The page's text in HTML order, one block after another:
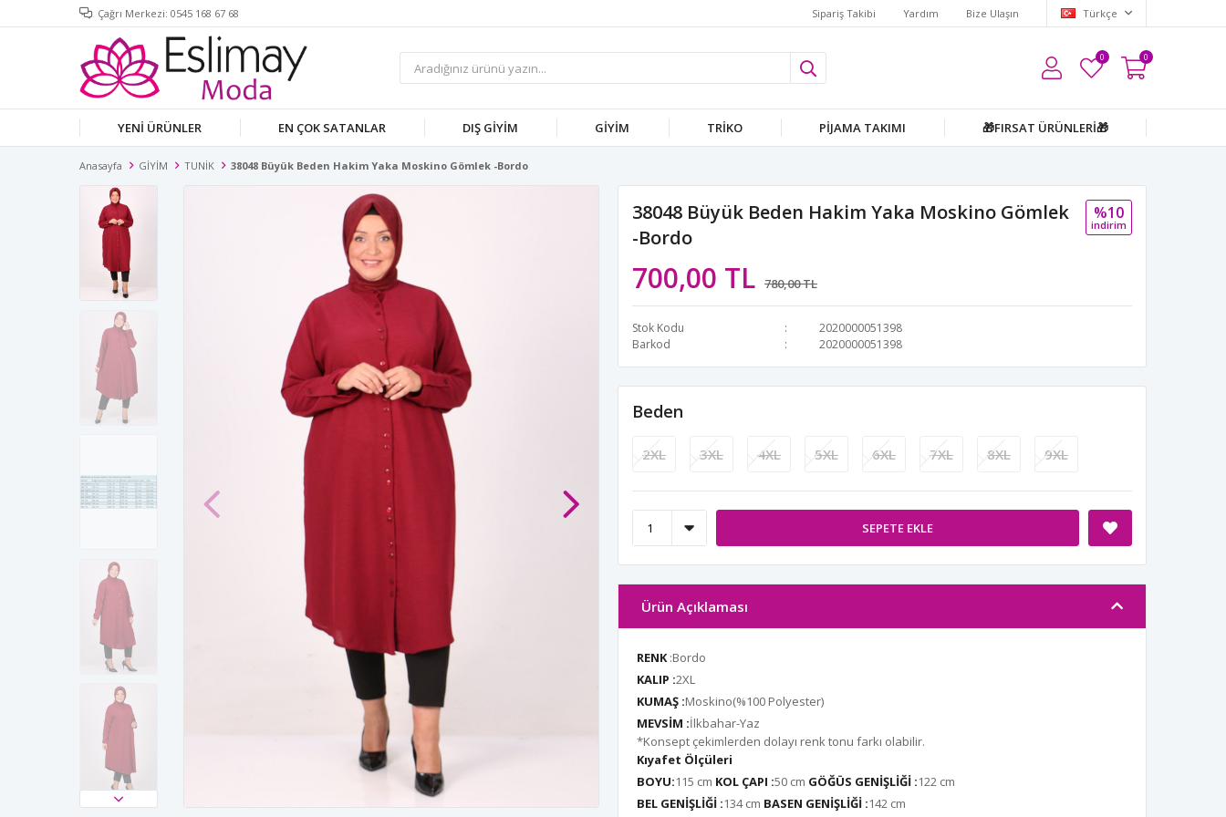
Çağrı Merkezi: 0545 168 67 68 Sipariş Takibi Yardım Bize Ulaşın Türkçe
0 0
YENİ ÜRÜNLER EN ÇOK SATANLAR DIŞ GİYİM GİYİM TRİKO PİJAMA TAKIMI 🎁FIRSAT ÜRÜNLERİ🎁
Anasayfa GİYİM TUNİK 38048 Büyük Beden Hakim Yaka Moskino Gömlek -Bordo
38048 Büyük Beden Hakim Yaka Moskino Gömlek
-Bordo
700,00 TL 780,00 TL
%10
i̇ndi̇ri̇m
Stok Kodu
2020000051398
Barkod
2020000051398
Beden
2XL 3XL 4XL 5XL 6XL 7XL 8XL 9XL
SEPETE EKLE
Ürün Açıklaması
RENK:Bordo
KALIP :2XL
KUMAŞ :Moskino(%100 Polyester)
MEVSİM :İlkbahar-Yaz
*Konsept çekimlerden dolayı renk tonu farkı olabilir.
Kıyafet Ölçüleri
BOYU:115 cm KOL ÇAPI :50 cm GÖĞÜS GENİŞLİĞİ :122 cm
BEL GENİŞLİĞİ :134 cm BASEN GENİŞLİĞİ :142 cm